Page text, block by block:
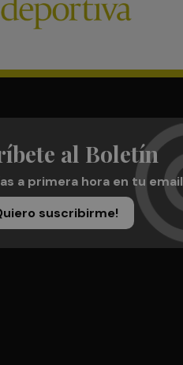
al Boletín
a primera hora en tu email
suscribirme!